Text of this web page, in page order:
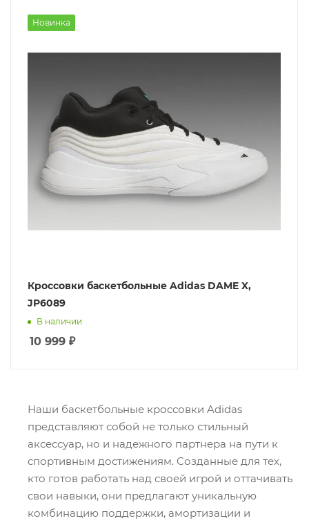
Новинка
Кроссовки баскетбольные Adidas DAME X,
JP6089
В наличии
10 999 ₽
Наши баскетбольные кроссовки Adidas
представляют собой не только стильный
аксессуар, но и надежного партнера на пути к
спортивным достижениям. Созданные для тех,
кто готов работать над своей игрой и оттачивать
свои навыки, они предлагают уникальную
комбинацию поддержки, амортизации и